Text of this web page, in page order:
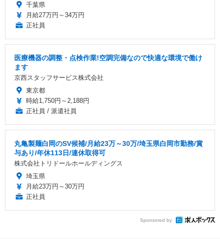
千葉県
月給27万円～34万円
正社員
医療機器の調整・点検作業!空調完備なので快適な環境で働け
ます
京西スタッフサービス株式会社
東京都
時給1,750円～2,188円
正社員 / 派遣社員
丸亀製麺白岡のSV候補/月給23万～30万/埼玉県白岡市勤務/賞
与あり/年休113日/連休取得可
株式会社トリドールホールディングス
埼玉県
月給23万円～30万円
正社員
Sponsored by